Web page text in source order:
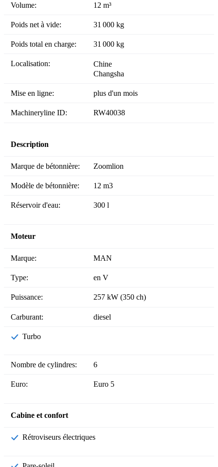
Volume: 12 m³
Poids net à vide: 31 000 kg
Poids total en charge: 31 000 kg
Localisation:
Chine
Changsha
Mise en ligne: plus d'un mois
Machineryline ID: RW40038
Description
Marque de bétonnière: Zoomlion
Modèle de bétonnière: 12 m3
Réservoir d'eau: 300 l
Moteur
Marque: MAN
Type: en V
Puissance: 257 kW (350 ch)
Carburant: diesel
Turbo
Nombre de cylindres: 6
Euro: Euro 5
Cabine et confort
Rétroviseurs électriques